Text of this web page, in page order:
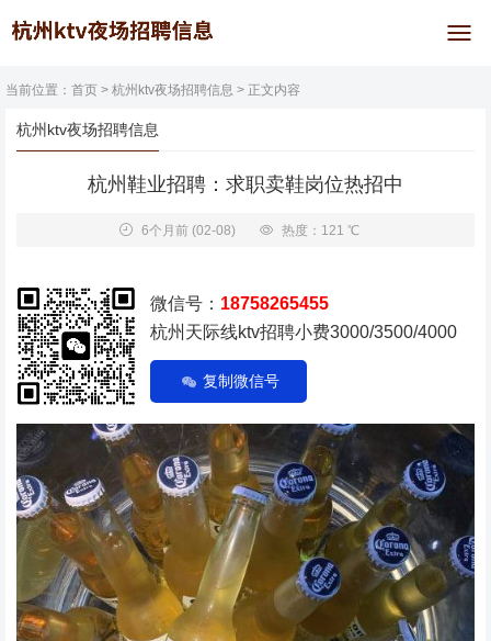
当前位置： 首页 > 杭州ktv夜场招聘信息 > 正文内容
杭州ktv夜场招聘信息
杭州鞋业招聘：求职卖鞋岗位热招中
6个月前(02-08) 热度：121 ℃
微信号： 18758265455
杭州天际线ktv招聘小费3000/3500/4000
复制微信号